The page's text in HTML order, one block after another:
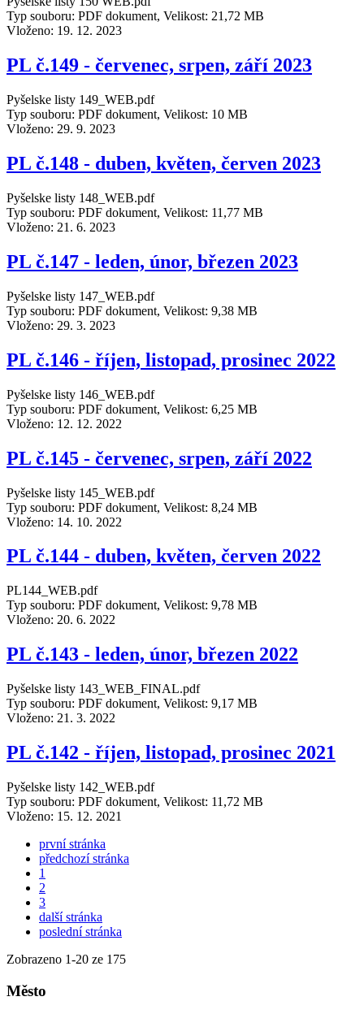
Typ souboru: PDF dokument, Velikost: 21,72 MB
Vloženo: 19. 12. 2023
PL č.149 - červenec, srpen, září 2023
Pyšelske listy 149_WEB.pdf
Typ souboru: PDF dokument, Velikost: 10 MB
Vloženo: 29. 9. 2023
PL č.148 - duben, květen, červen 2023
Pyšelske listy 148_WEB.pdf
Typ souboru: PDF dokument, Velikost: 11,77 MB
Vloženo: 21. 6. 2023
PL č.147 - leden, únor, březen 2023
Pyšelske listy 147_WEB.pdf
Typ souboru: PDF dokument, Velikost: 9,38 MB
Vloženo: 29. 3. 2023
PL č.146 - říjen, listopad, prosinec 2022
Pyšelske listy 146_WEB.pdf
Typ souboru: PDF dokument, Velikost: 6,25 MB
Vloženo: 12. 12. 2022
PL č.145 - červenec, srpen, září 2022
Pyšelske listy 145_WEB.pdf
Typ souboru: PDF dokument, Velikost: 8,24 MB
Vloženo: 14. 10. 2022
PL č.144 - duben, květen, červen 2022
PL144_WEB.pdf
Typ souboru: PDF dokument, Velikost: 9,78 MB
Vloženo: 20. 6. 2022
PL č.143 - leden, únor, březen 2022
Pyšelske listy 143_WEB_FINAL.pdf
Typ souboru: PDF dokument, Velikost: 9,17 MB
Vloženo: 21. 3. 2022
PL č.142 - říjen, listopad, prosinec 2021
Pyšelske listy 142_WEB.pdf
Typ souboru: PDF dokument, Velikost: 11,72 MB
Vloženo: 15. 12. 2021
první stránka
předchozí stránka
1
2
3
další stránka
poslední stránka
Zobrazeno 1-20 ze 175
Město